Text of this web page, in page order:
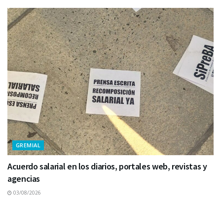
GREMIAL
Acuerdo salarial en los diarios, portales web, revistas y
agencias
03/08/2026